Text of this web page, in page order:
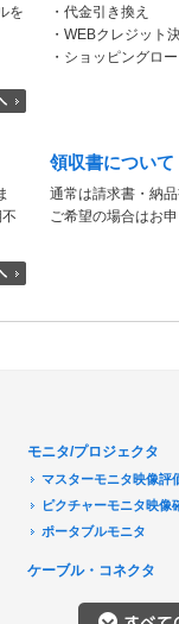
を
・代金引き換え
・WEBクレジット
・ショッピングロ
領収書について
通常は請求書・納
ご希望の場合はお
モニタ/プロジェクタ
マスターモニタ映像評
ピクチャーモニタ映像
ポータブルモニタ
プロジェクタ
ケーブル・コネクタ